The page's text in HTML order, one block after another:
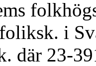
i
där 23-